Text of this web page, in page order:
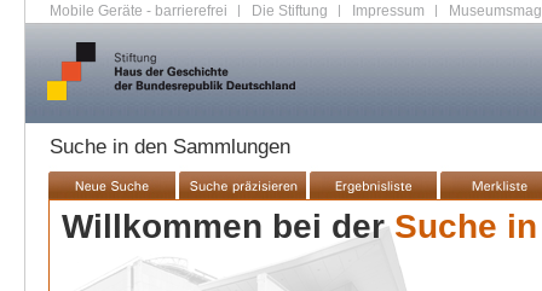
Mobile Geräte - barrierefrei | Die Stiftung | Impressum |
Suche in den Sammlungen
Willkommen bei derSuche